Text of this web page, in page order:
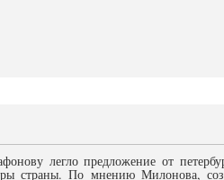
легло предложение от
страны. По мнению Милонова,